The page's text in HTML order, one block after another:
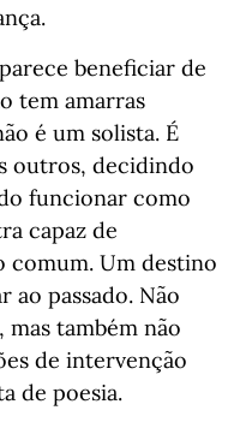
beneficiar de
tem amarras
é um solista. É
outros, decidindo
funcionar como
capaz de
comum. Um destino
ao passado. Não
também não
de intervenção
de poesia.